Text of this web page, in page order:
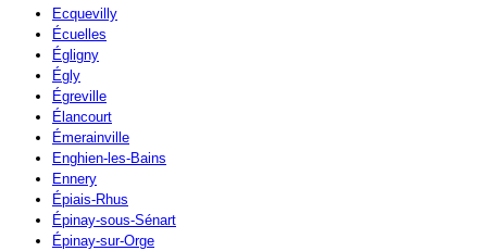
Ecquevilly
Écuelles
Égligny
Égly
Égreville
Élancourt
Émerainville
Enghien-les-Bains
Ennery
Épiais-Rhus
Épinay-sous-Sénart
Épinay-sur-Orge